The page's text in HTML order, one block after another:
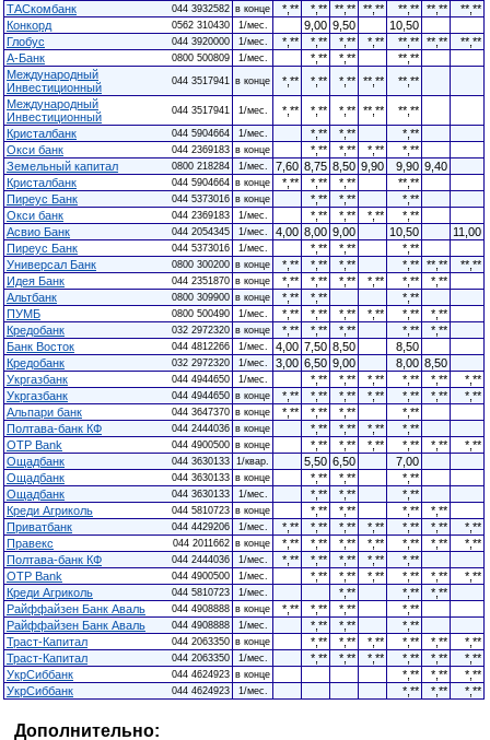
ТАСкомбанк
044 3932582 в конце *,** *,** **,** **,** **,** **,**
**,**
Конкорд
0562 310430 1/мес. 9,00 9,50
10,50
Глобус
044 3920000 1/мес. *,** *,** *,** *,** **,** **,**
**,**
А-Банк
0800 500809 1/мес. *,** *,**
**,**
Международный
Инвестиционный
044 3517941 в конце *,** *,** *,** **,**
**,**
Международный
Инвестиционный
044 3517941 1/мес. *,** *,** *,** **,**
**,**
Кристалбанк
044 5904664 1/мес. *,** *,**
*,**
Окси банк
044 2369183 в конце *,** *,** *,**
*,**
Земельный капитал
0800 218284 1/мес. 7,60 8,75 8,50 9,90 9,90 9,40
Кристалбанк
044 5904664 в конце *,** *,** *,**
**,**
Пиреус Банк
044 5373016 в конце *,** *,**
*,**
Окси банк
044 2369183 1/мес. *,** *,** *,**
*,**
Асвио Банк
044 2054345 1/мес. 4,00 8,00 9,00 10,50
11,00
Пиреус Банк
044 5373016 1/мес. *,** *,**
*,**
Универсал Банк
0800 300200 в конце *,** *,** *,** *,** **,**
**,**
Идея Банк
044 2351870 в конце *,** *,** *,** *,** *,**
*,**
Альтбанк
0800 309900 в конце *,** *,**
*,**
ПУМБ
0800 500490 1/мес. *,** *,** *,** *,** *,**
*,**
Кредобанк
032 2972320 в конце *,** *,** *,** *,**
*,**
Банк Восток
044 4812266 1/мес. 4,00 7,50 8,50
8,50
Кредобанк
032 2972320 1/мес. 3,00 6,50 9,00 8,00 8,50
Укргазбанк
044 4944650 1/мес. *,** *,** *,** *,** *,**
*,**
Укргазбанк
044 4944650 в конце *,** *,** *,** *,** *,** *,**
*,**
Альпари банк
044 3647370 в конце *,** *,** *,**
*,**
Полтава-банк КФ
044 2444036 в конце *,** *,** *,**
*,**
OTP Bank
044 4900500 в конце *,** *,** *,** *,** *,**
*,**
Ощадбанк
044 3630133 1/квар. 5,50 6,50
7,00
Ощадбанк
044 3630133 в конце *,** *,**
*,**
Ощадбанк
044 3630133 1/мес. *,** *,**
*,**
Креди Агриколь
044 5810723 в конце *,** *,** *,**
*,**
Приватбанк
044 4429206 1/мес. *,** *,** *,** *,** *,** *,**
*,**
Правекс
044 2011662 в конце *,** *,** *,** *,** *,** *,**
*,**
Полтава-банк КФ
044 2444036 1/мес. *,** *,** *,** *,**
*,**
OTP Bank
044 4900500 1/мес. *,** *,** *,** *,** *,**
*,**
Креди Агриколь
044 5810723 1/мес. *,** *,**
*,**
Райффайзен Банк Аваль
044 4908888 в конце *,** *,** *,**
*,**
Райффайзен Банк Аваль
044 4908888 1/мес. *,** *,**
*,**
Траст-Капитал
044 2063350 в конце *,** *,** *,** *,** *,**
*,**
Траст-Капитал
044 2063350 1/мес. *,** *,** *,** *,** *,**
*,**
УкрСиббанк
044 4624923 в конце *,** *,**
*,**
УкрСиббанк
044 4624923 1/мес. *,** *,** *,**
Дополнительно: